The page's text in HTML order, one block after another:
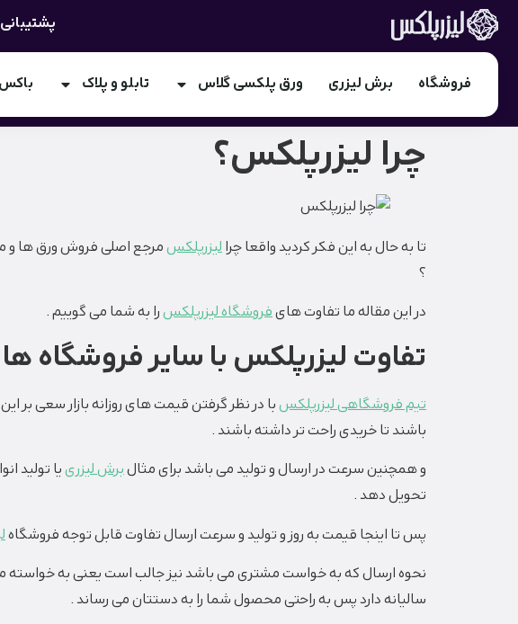
فروشگاه برش لیزری ورق پلکسی گلاس تابلو و پلاک
چرا لیزرپلکس؟
تا به حال به این فکر کردید واقعا چرالیزرپلکسمرجع اصلی فروش ورق ها و
؟
در این مقاله ما تفاوت هایفروشگاه لیزرپلکسرا به شما می گوییم .
تفاوت لیزرپلکس با سایرفروشگاه ها
تیم فروشگاهی لیزرپلکسبا در نظر گرفتن قیمت های روزانه بازار سعی بر
باشند تا خریدی راحت تر داشته باشند .
و همچنین سرعت در ارسال و تولید می باشد برای مثالبرش لیزرییا تولید
تحویل دهد .
پس تا اینجا قیمت به روز و تولید و سرعت ارسال تفاوت قابل توجه فروشگاه
نحوه ارسال که به خواست مشتری می باشد نیز جالب است یعنی به خواسته
سالیانه دارد پس به راحتی محصول شما را به دستتان می رساند .